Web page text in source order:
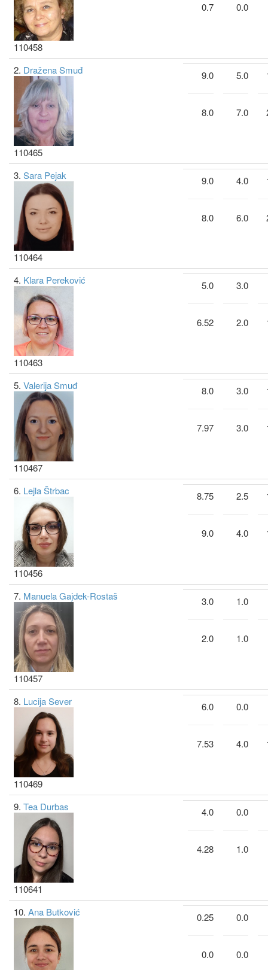
110458
0.7 0.0
2. Dražena Smuđ
110465
9.0
8.0
5.0
7.0
3. Sara Pejak
110464
9.0
8.0
4.0
6.0
4. Klara Pereković
110463
5.0
6.52
3.0
2.0
5. Valerija Smuđ
110467
8.0
7.97
3.0
3.0
6. Lejla Štrbac
110456
8.75
9.0
2.5
4.0
7. Manuela Gajdek-Rostaš
110457
3.0
2.0
1.0
1.0
8. Lucija Sever
110469
6.0
7.53
0.0
4.0
9. Tea Durbas
110641
4.0
4.28
0.0
1.0
10. Ana Butković 0.25
0.0
0.0
0.0